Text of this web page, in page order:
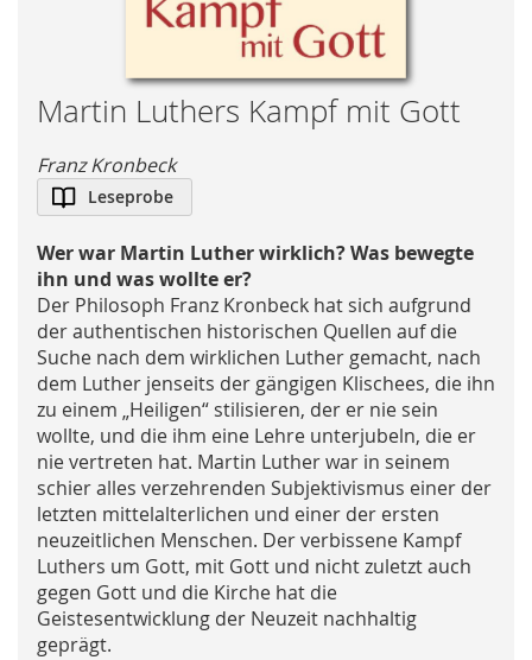
Skip
to
the
beginning
of
images
gallery
Martin Luthers Kampf mit Gott
Franz Kronbeck
Leseprobe
Wer war Martin Luther wirklich? Was bewegte
ihn und was wollte er?
Der Philosoph Franz Kronbeck hat sich aufgrund
der authentischen historischen Quellen auf die
Suche nach dem wirklichen Luther gemacht, nach
dem Luther jenseits der gängigen Klischees, die ihn
zu einem „Heiligen“ stilisieren, der er nie sein
wollte, und die ihm eine Lehre unterjubeln, die er
nie vertreten hat. Martin Luther war in seinem
schier alles verzehrenden Subjektivismus einer der
letzten mittelalterlichen und einer der ersten
neuzeitlichen Menschen. Der verbissene Kampf
Luthers um Gott, mit Gott und nicht zuletzt auch
gegen Gott und die Kirche hat die
Geistesentwicklung der Neuzeit nachhaltig
geprägt.